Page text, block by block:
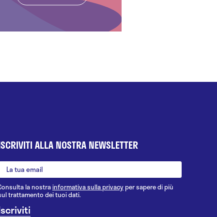
ALLA NOSTRA NEWSLETTER
la nostrainformativa sulla privacy per sapere di più
trattamento dei tuoi dati.